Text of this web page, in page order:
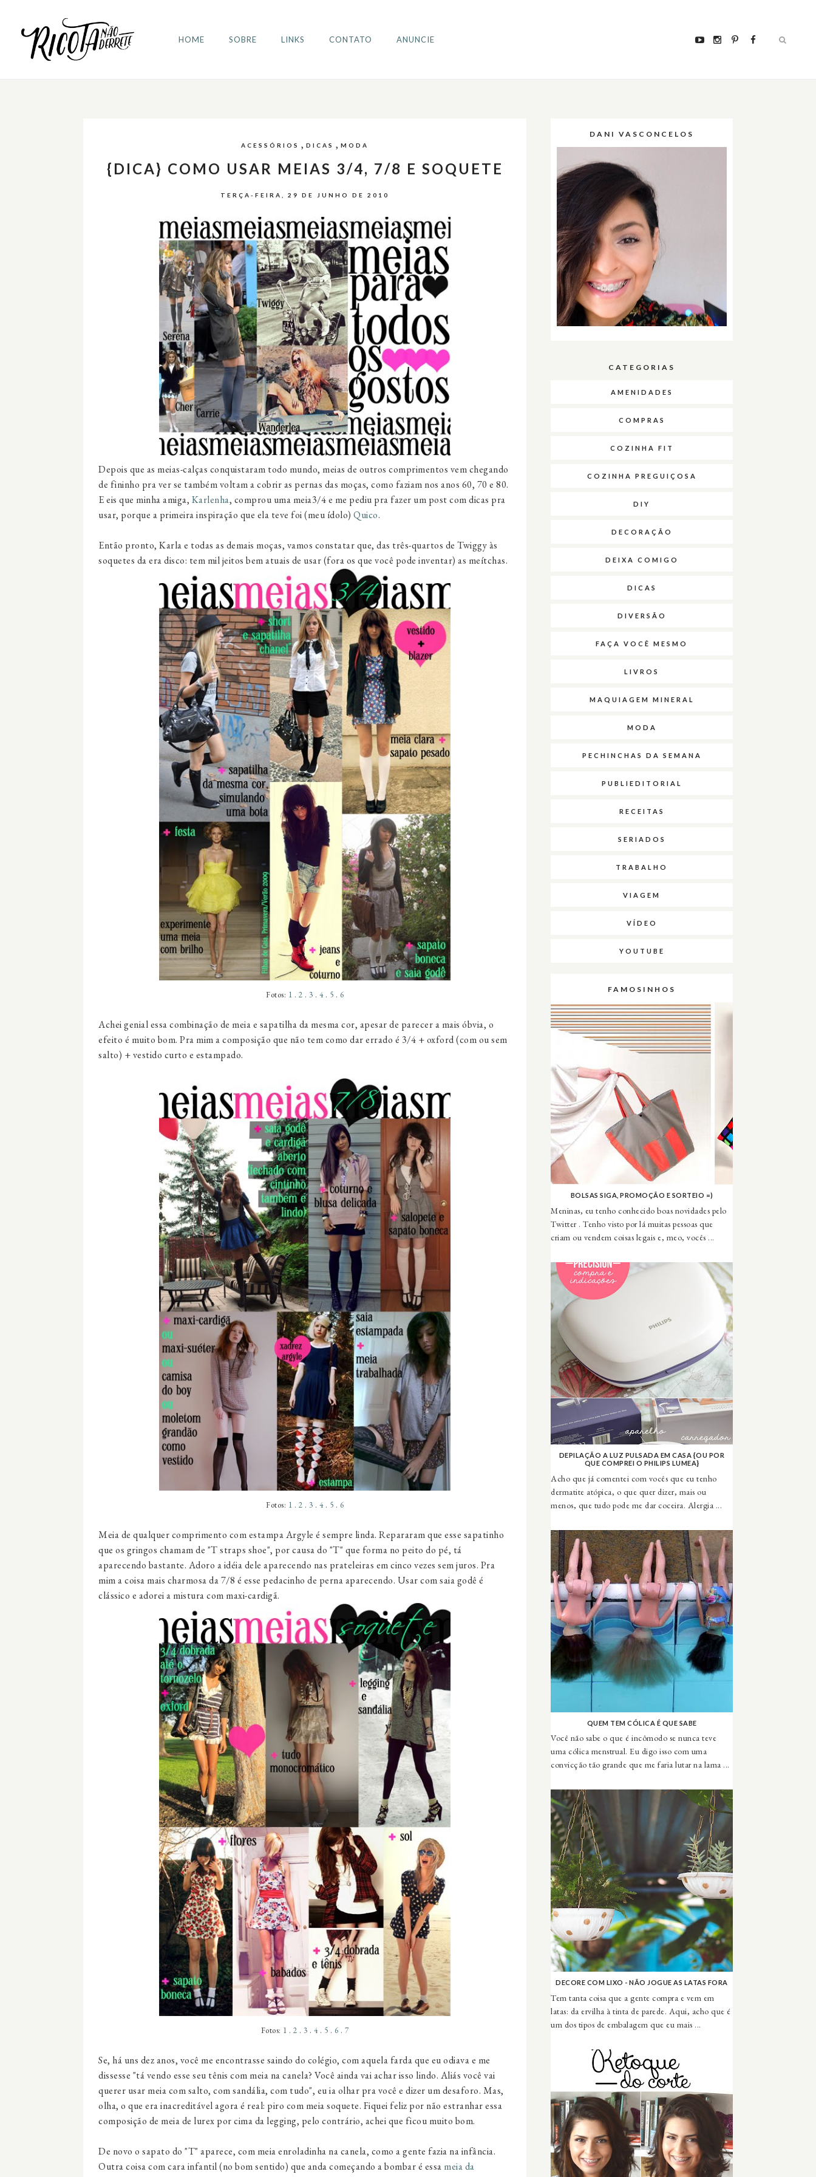
HOME SOBRE LINKS CONTATO ANUNCIE
ACESSÓRIOS , DICAS , MODA
{DICA} COMO USAR MEIAS 3/4, 7/8 E SOQUETE
TERÇA-FEIRA, 29 DE JUNHO DE 2010
Depois que as meias-calças conquistaram todo mundo, meias de outros comprimentos vem chegando
de fininho pra ver se também voltam a cobrir as pernas das moças, como faziam nos anos 60, 70 e 80.
E eis que minha amiga, Karlenha, comprou uma meia3/4 e me pediu pra fazer um post com dicas pra
usar, porque a primeira inspiração que ela teve foi (meu ídolo) Quico.
Então pronto, Karla e todas as demais moças, vamos constatar que, das três-quartos de Twiggy às
soquetes da era disco: tem mil jeitos bem atuais de usar (fora os que você pode inventar) as meítchas.
Fotos: 1 . 2 . 3 . 4. 5 . 6
Achei genial essa combinação de meia e sapatilha da mesma cor, apesar de parecer a mais óbvia, o
efeito é muito bom. Pra mim a composição que não tem como dar errado é 3/4 + oxford (com ou sem
salto) + vestido curto e estampado.
Fotos: 1 . 2 . 3 . 4. 5 . 6
Meia de qualquer comprimento com estampa Argyle é sempre linda. Repararam que esse sapatinho
que os gringos chamam de "T straps shoe", por causa do "T" que forma no peito do pé, tá
aparecendo bastante. Adoro a idéia dele aparecendo nas prateleiras em cinco vezes sem juros. Pra
mim a coisa mais charmosa da 7/8 é esse pedacinho de perna aparecendo. Usar com saia godê é
clássico e adorei a mistura com maxi-cardigã.
Fotos: 1 . 2 . 3 . 4. 5 . 6 . 7
Se, há uns dez anos, você me encontrasse saindo do colégio, com aquela farda que eu odiava e me
dissesse "tá vendo esse seu tênis com meia na canela? Você ainda vai achar isso lindo. Aliás você vai
querer usar meia com salto, com sandália, com tudo", eu ia olhar pra você e dizer um desaforo. Mas,
olha, o que era inacreditável agora é real: piro com meia soquete. Fiquei feliz por não estranhar essa
composição de meia de lurex por cima da legging, pelo contrário, achei que ficou muito bom.
De novo o sapato do "T" aparece, com meia enroladinha na canela, como a gente fazia na infância.
Outra coisa com cara infantil (no bom sentido) que anda começando a bombar é essa meia da
DANI VASCONCELOS
CATEGORIAS
AMENIDADES
COMPRAS
COZINHA FIT
COZINHA PREGUIÇOSA
DIY
DECORAÇÃO
DEIXA COMIGO
DICAS
DIVERSÃO
FAÇA VOCÊ MESMO
LIVROS
MAQUIAGEM MINERAL
MODA
PECHINCHAS DA SEMANA
PUBLIEDITORIAL
RECEITAS
SERIADOS
TRABALHO
VIAGEM
VÍDEO
YOUTUBE
FAMOSINHOS
BOLSAS SIGA, PROMOÇÃO E SORTEIO =)
Meninas, eu tenho conhecido boas novidades pelo
Twitter . Tenho visto por lá muitas pessoas que
criam ou vendem coisas legais e, meo, vocês ...
DEPILAÇÃO A LUZ PULSADA EM CASA {OU POR
QUE COMPREI O PHILIPS LUMEA}
Acho que já comentei com vocês que eu tenho
dermatite atópica, o que quer dizer, mais ou
menos, que tudo pode me dar coceira. Alergia ...
QUEM TEM CÓLICA É QUE SABE
Você não sabe o que é incômodo se nunca teve
uma cólica menstrual. Eu digo isso com uma
convicção tão grande que me faria lutar na lama ...
DECORE COM LIXO - NÃO JOGUE AS LATAS FORA
Tem tanta coisa que a gente compra e vem em
latas: da ervilha à tinta de parede. Aqui, acho que é
um dos tipos de embalagem que eu mais ...